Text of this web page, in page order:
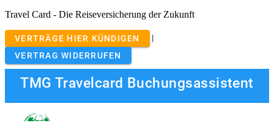
Travel Card - Die Reiseversicherung der Zukunft